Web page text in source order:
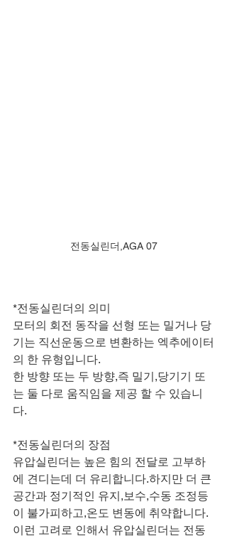
전동실린더,AGA 07
*전동실린더의 의미
모터의 회전 동작을 선형 또는 밀거나 당
기는 직선운동으로 변환하는 엑추에이터
의 한 유형입니다.
한 방향 또는 두 방향,즉 밀기,당기기 또
는 둘 다로 움직임을 제공 할 수 있습니
다.
*전동실린더의 장점
유압실린더는 높은 힘의 전달로 고부하
에 견디는데 더 유리합니다.하지만 더 큰
공간과 정기적인 유지,보수,수동 조정등
이 불가피하고,온도 변동에 취약합니다.
이런 고려로 인해서 유압실린더는 전동